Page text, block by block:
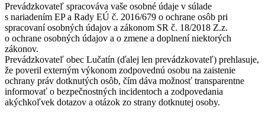
Prevádzkovateľ spracováva vaše osobné údaje v súlade
s nariadením EP a Rady EÚ č. 2016/679 o ochrane osôb pri
spracovaní osobných údajov a zákonom SR č. 18/2018 Z.z.
o ochrane osobných údajov a o zmene a doplnení niektorých
zákonov.
Prevádzkovateľ obec Lučatín (ďalej len prevádzkovateľ) prehlasuje,
že poveril externým výkonom zodpovednú osobu na zaistenie
ochrany práv dotknutých osôb, čím dáva možnosť transparentne
informovať o bezpečnostných incidentoch a zodpovedania
akýchkoľvek dotazov a otázok zo strany dotknutej osoby.